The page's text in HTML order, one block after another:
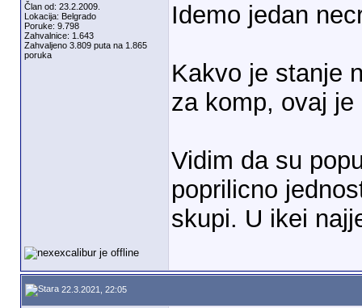
Član od: 23.2.2009.
Lokacija: Belgrado
Poruke: 9.798
Zahvalnice: 1.643
Zahvaljeno 3.809 puta na 1.865
poruka
Idemo jedan
Kakvo je stanje
za komp, ovaj
Vidim da su
poprilicno
skupi. U ikei
22.3.2021, 22:05